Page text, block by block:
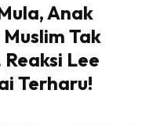
Anak
Tak
Lee
Terharu!